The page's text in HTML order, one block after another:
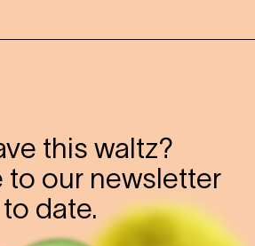
this waltz?
to our newsletter
date.